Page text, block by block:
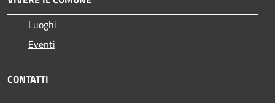
Luoghi
Eventi
CONTATTI